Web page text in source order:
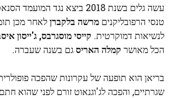
עשה גלים בשנת 2018 ביצא נגד
טנסי הרפובליקנים מרשה בלקברןלאחר מכן
לנשיאות דמוקרטית. קייסי מוסגרבס, ג'ייסון
הכל מאושר קמלה האריסגם בשנה שעברה.
בריאן הוא תופעה של עקרונות שהפכה
שגרתיים, והפכה לג'וגנאוט זורם לפני שהוא